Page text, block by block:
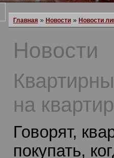
Главная » Новости » Новости
Новости
на
Говорят,
покупать,